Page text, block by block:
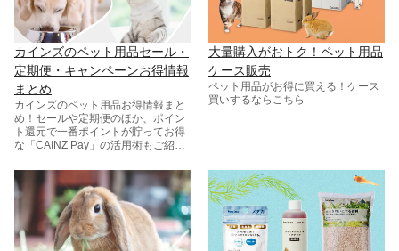
カインズのペット用品セール・
定期便・キャンペーンお得情報
まとめ
カインズのペット用品お得情報まと
め！セールや定期便のほか、ポイン
ト還元で一番ポイントが貯ってお得
な「CAINZ Pay」の活用術もご紹
大量購入がおトク！ペット用品
ケース販売
ペット用品がお得に買える！ケース
買いするならこちら